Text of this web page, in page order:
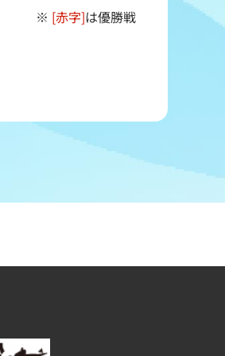
※ [赤字]は優勝戦